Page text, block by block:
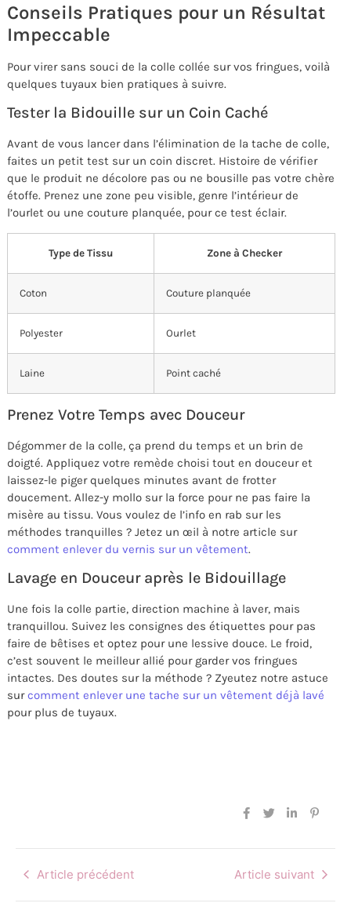
Conseils Pratiques pour un Résultat
Impeccable
Pour virer sans souci de la colle collée sur vos fringues, voilà
quelques tuyaux bien pratiques à suivre.
Tester la Bidouille sur un Coin Caché
Avant de vous lancer dans l’élimination de la tache de colle,
faites un petit test sur un coin discret. Histoire de vérifier
que le produit ne décolore pas ou ne bousille pas votre chère
étoffe. Prenez une zone peu visible, genre l’intérieur de
l’ourlet ou une couture planquée, pour ce test éclair.
Type de Tissu Zone à Checker
Coton Couture planquée
Polyester Ourlet
Laine Point caché
Prenez Votre Temps avec Douceur
Dégommer de la colle, ça prend du temps et un brin de
doigté. Appliquez votre remède choisi tout en douceur et
laissez-le piger quelques minutes avant de frotter
doucement. Allez-y mollo sur la force pour ne pas faire la
misère au tissu. Vous voulez de l’info en rab sur les
méthodes tranquilles ? Jetez un œil à notre article sur
comment enlever du vernis sur un vêtement.
Lavage en Douceur après le Bidouillage
Une fois la colle partie, direction machine à laver, mais
tranquillou. Suivez les consignes des étiquettes pour pas
faire de bêtises et optez pour une lessive douce. Le froid,
c’est souvent le meilleur allié pour garder vos fringues
intactes. Des doutes sur la méthode ? Zyeutez notre astuce
surcomment enlever une tache sur un vêtement déjà lavé
pour plus de tuyaux.
Article précédent Article suivant